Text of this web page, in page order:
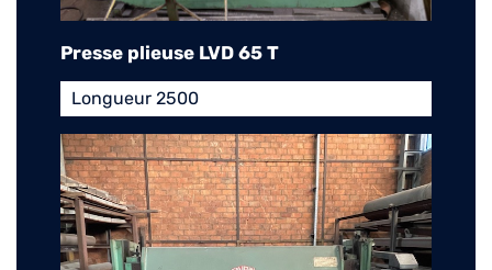
Presse plieuse LVD 65 T
Longueur 2500